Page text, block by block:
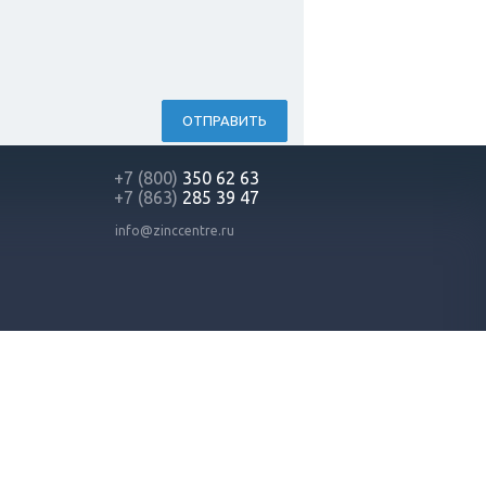
ОТПРАВИТЬ
+7 (800) 350 62 63
+7 (863) 285 39 47
info@zinccentre.ru